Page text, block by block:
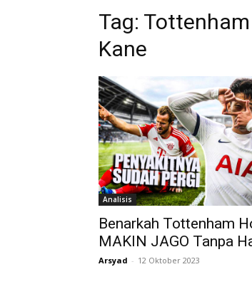
Tag:
Kane
Analisis
Benarkah Tottenham
MAKIN JAGO Tanpa
Arsyad - 12 Oktober 2023